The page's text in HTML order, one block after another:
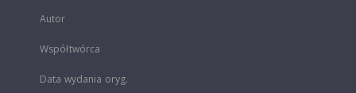
Autor
Współtwórca
Data wydania oryg.